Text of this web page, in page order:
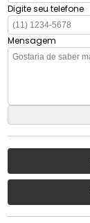
Digite seu telefone
Mensagem